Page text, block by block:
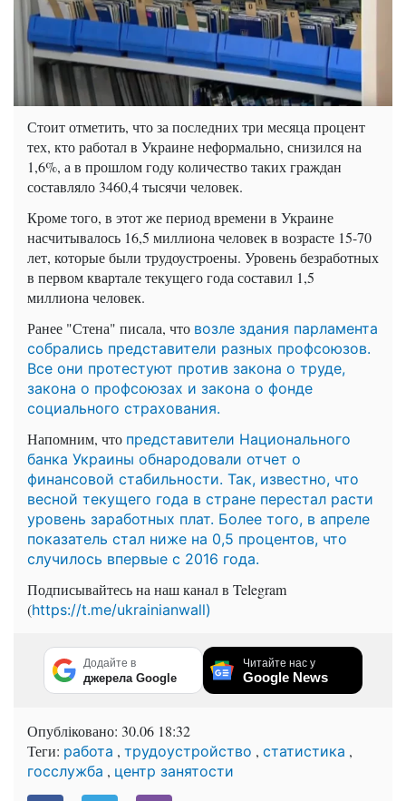
Стоит отметить, что за последних три месяца процент
тех, кто работал в Украине неформально, снизился на
1,6%, а в прошлом году количество таких граждан
составляло 3460,4 тысячи человек.
Кроме того, в этот же период времени в Украине
насчитывалось 16,5 миллиона человек в возрасте 15-70
лет, которые были трудоустроены. Уровень безработных
в первом квартале текущего года составил 1,5
миллиона человек.
Ранее "Стена" писала, что возле здания парламента
собрались представители разных профсоюзов.
Все они протестуют против закона о труде,
закона о профсоюзах и закона о фонде
социального страхования.
Напомним, что представители Национального
банка Украины обнародовали отчет о
финансовой стабильности. Так, известно, что
весной текущего года в стране перестал расти
уровень заработных плат. Более того, в апреле
показатель стал ниже на 0,5 процентов, что
случилось впервые с 2016 года.
Подписывайтесь на наш канал в Telegram
(https://t.me/ukrainianwall)
Додайте в
джерела Google
Читайте нас у
Google News
Опубліковано: 30.06 18:32
Теги: работа , трудоустройство , статистика ,
госслужба , центр занятости